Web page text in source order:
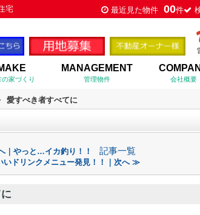
宅 最近見た物件 00件
の家づくり
MANAGEMENT
管理物件 会社概要
愛すべき者すべてに
｜やっと…イカ釣り！！ 記事一覧
いドリンクメニュー発見！！｜次へ ≫